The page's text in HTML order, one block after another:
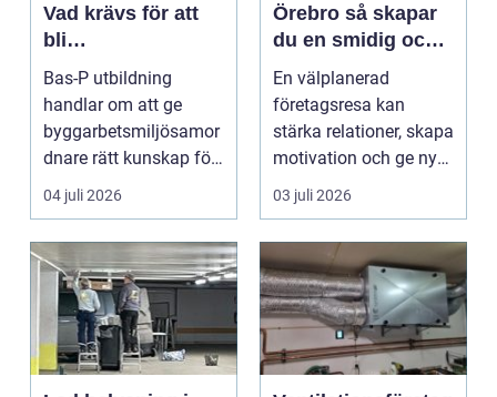
Vad krävs för att
bli
byggarbetsmiljösa
mordnare?
Bas-P utbildning
handlar om att ge
byggarbetsmiljösamor
dnare rätt kunskap för
att pla...
04 juli 2026
Örebro så skapar
du en smidig och
minnesvärd resa
för hela teamet
En välplanerad
företagsresa kan
stärka relationer, skapa
motivation och ge ny
energi till både chefe...
03 juli 2026